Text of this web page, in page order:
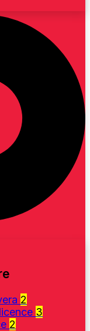
2
3
2